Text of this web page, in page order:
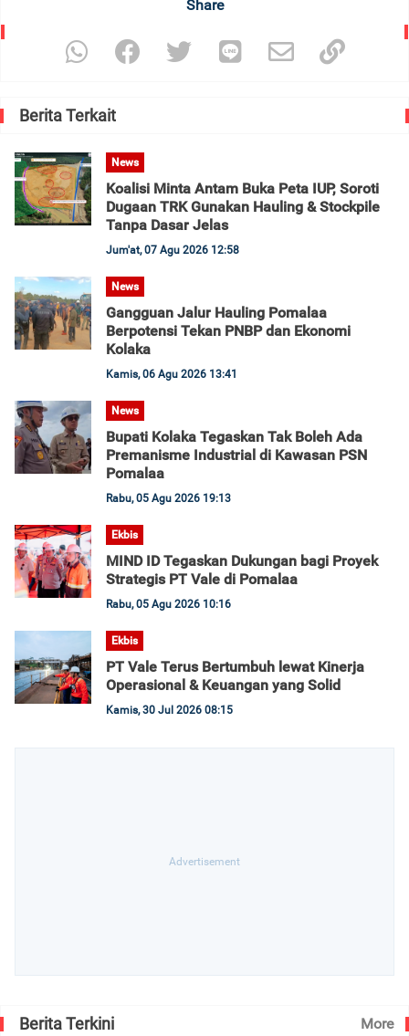
Share
Berita Terkait
News
Koalisi Minta Antam Buka Peta IUP, Soroti
Dugaan TRK Gunakan Hauling & Stockpile
Tanpa Dasar Jelas
Jum'at, 07 Agu 2026 12:58
News
Gangguan Jalur Hauling Pomalaa
Berpotensi Tekan PNBP dan Ekonomi
Kolaka
Kamis, 06 Agu 2026 13:41
News
Bupati Kolaka Tegaskan Tak Boleh Ada
Premanisme Industrial di Kawasan PSN
Pomalaa
Rabu, 05 Agu 2026 19:13
Ekbis
MIND ID Tegaskan Dukungan bagi Proyek
Strategis PT Vale di Pomalaa
Rabu, 05 Agu 2026 10:16
Ekbis
PT Vale Terus Bertumbuh lewat Kinerja
Operasional & Keuangan yang Solid
Kamis, 30 Jul 2026 08:15
Berita Terkini More